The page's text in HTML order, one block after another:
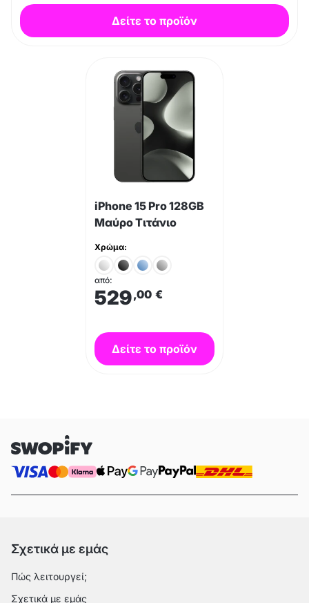
Δείτε το προϊόν
iPhone 15 Pro 128GB
Μαύρο Τιτάνιο
Χρώμα:
από:
529,00 €
Δείτε το προϊόν
Σχετικά με εμάς
Πώς λειτουργεί;
Σχετικά με εμάς